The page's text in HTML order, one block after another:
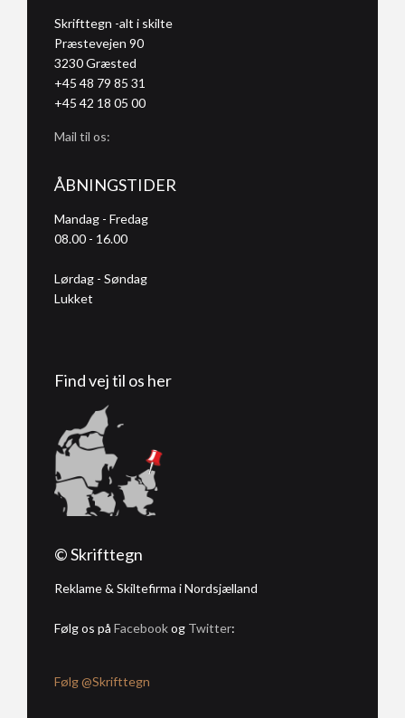
Skrifttegn -alt i skilte
Præstevejen 90
3230Græsted
+45 48 79 85 31
+45 42 18 05 00
Mail til os:
ÅBNINGSTIDER
Mandag - Fredag
08.00 - 16.00
Lørdag - Søndag
Lukket
Find vej til os her
© Skrifttegn
Reklame & Skiltefirma i Nordsjælland
Følg os på Facebookog Twitter:
Følg @Skrifttegn